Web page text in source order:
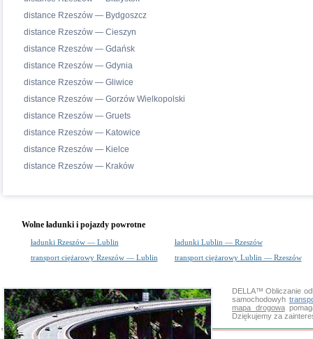
distance Rzeszów — Bydgoszcz
distance Rzeszów — Cieszyn
distance Rzeszów — Gdańsk
distance Rzeszów — Gdynia
distance Rzeszów — Gliwice
distance Rzeszów — Gorzów Wielkopolski
distance Rzeszów — Gruets
distance Rzeszów — Katowice
distance Rzeszów — Kielce
distance Rzeszów — Kraków
Wolne ładunki i pojazdy powrotne
ładunki Rzeszów — Lublin
ładunki Lublin — Rzeszów
transport ciężarowy Rzeszów — Lublin
transport ciężarowy Lublin — Rzeszów
DELLA™Obliczanie
samochodowyh
mapa drogowa
Dziękujemy za